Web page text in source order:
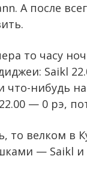
А после
то часу
Saikl
что-нибудь
— 0 рэ,
то велком в
— Saikl и